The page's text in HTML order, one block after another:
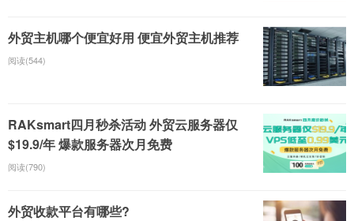
外贸主机哪个便宜好用 便宜外贸主机推荐
阅读(544)
RAKsmart四月秒杀活动 外贸云服务器仅
$19.9/年 爆款服务器次月免费
阅读(790)
外贸收款平台有哪些?